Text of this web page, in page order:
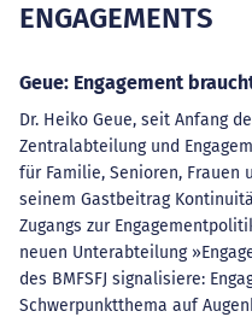
ENGAGEMENTS
Geue: Engagement
Dr. Heiko Geue, seit Anfang
Zentralabteilung und
für Familie, Senioren, Frauen
seinem Gastbeitrag
Zugangs zur
neuen Unterabteilung
des BMFSFJ signalisiere:
Schwerpunktthema auf